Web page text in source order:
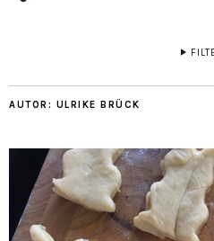
AUTOR: ULRIKE BRÜCK